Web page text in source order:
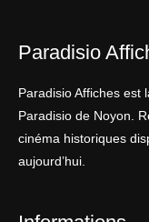
Paradisio
Paradisio Affiches est
Paradisio de Noyon.
cinéma historiques
aujourd’hui.